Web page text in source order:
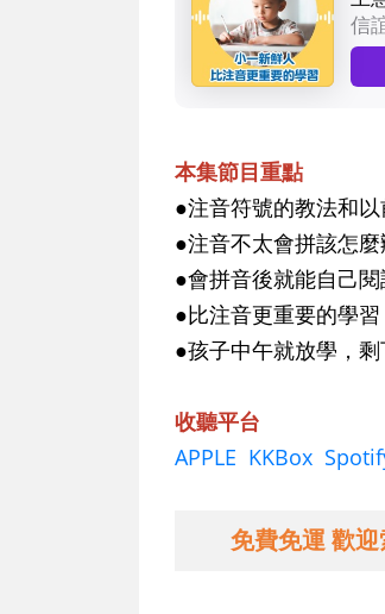
本集節目重點
●注音符號的教法和
●注音不太會拼該怎
●會拼音後就能自己
●比注音更重要的學
●孩子中午就放學，
收聽平台
APPLE KKBox
免費免運 歡